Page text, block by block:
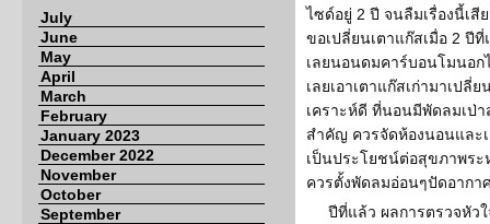
July
June
May
April
March
February
January 2023
December 2022
November
October
September
ไซด์อยู่ 2 ปี จนลืมเรื่องนี้เสี
ขอเปลี่ยนเตาแก๊สเมื่อ 2 ปีที่
เลยนอนดมคาร์บอนโมนอก
เลยเอาเตาแก๊สเก่ามาเปลี่
เคราะห์ดี ที่นอนมีพัดลมเป่า
สำคัญ ควรจัดห้องนอนและ
เป็นประโยชน์ต่อสุขภาพระ
ควรตั้งพัดลมอ่อนๆปัดอากา
ปีที่แล้ว ผลการตรวจหัว